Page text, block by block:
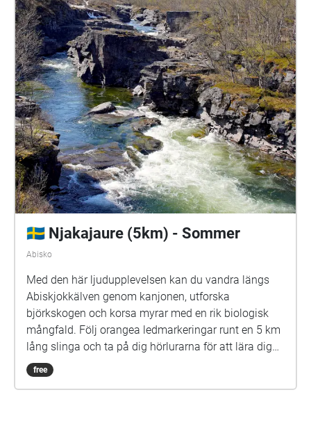
🇸🇪 Njakajaure (5km) - Sommer
Abisko
Med den här ljudupplevelsen kan du vandra längs
Abiskjokkälven genom kanjonen, utforska
björkskogen och korsa myrar med en rik biologisk
mångfald. Följ orangea ledmarkeringar runt en 5 km
lång slinga och ta på dig hörlurarna för att lära dig
mer om byns historia och geologi och om den
vetenskapliga forskning som pågår här i Arktis.
free